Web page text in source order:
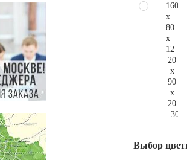
160
x
80
x
12
20
x
90
x
20
Выбор